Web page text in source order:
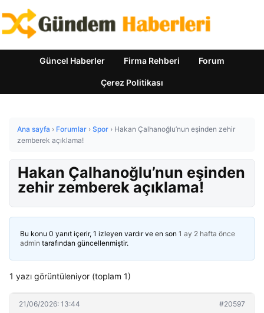
Güncel Haberler Firma Rehberi Forum
Çerez Politikası
Ana sayfa › Forumlar › Spor › Hakan Çalhanoğlu’nun eşinden zehir
zemberek açıklama!
Hakan Çalhanoğlu’nun eşinden
zehir zemberek açıklama!
Bu konu 0 yanıt içerir, 1 izleyen vardır ve en son 1 ay 2 hafta önce
admin tarafından güncellenmiştir.
1 yazı görüntüleniyor (toplam 1)
21/06/2026: 13:44 #20597